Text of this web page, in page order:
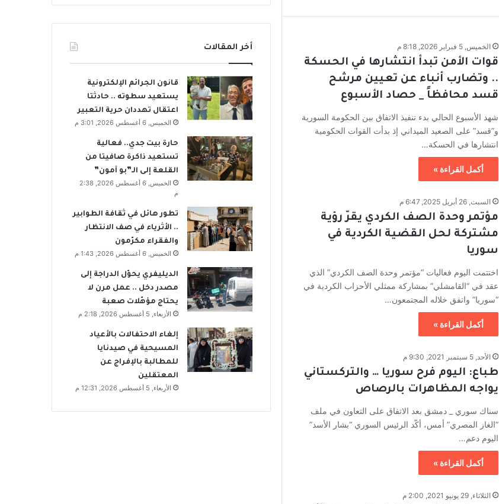
الخميس, 5 فبراير 2026, 8:18 م
قوات الأمن تبدأ انتشارها في الحسكة
.. وتضارب أنباء عن تعيين مرشح
قسد محافظاً _ حصاد الأسبوع
شهد الأسبوع الحالي بدء تنفيذ الاتفاق بين الحكومة السورية
و”قسد” على الصعيد الميداني إذ بدأت القوات الحكومية
انتشارها في الحسكة…
أكمل القراءة »
السبت, 26 أبريل 2025, 6:47 م
مؤتمر وحدة الصف الكردي يقرّ رؤية
مشتركة لحل القضية الكردية في
سوريا
اختتمت اليوم فعاليات “مؤتمر وحدة الصف الكردي” الذي
عقد في “القامشلي” بمشاركة ممثلي الأحزاب الكردية في
“سوريا” واتفق خلاله المجتمعون…
أكمل القراءة »
الأحد, 5 سبتمبر 2021, 9:30 م
طباع: اليوم فرح سوريا … والتركستاني
يواجه المظاهرات بالرصاص
سناك سوري _ دمشق بعد الاتفاق على التعاون في ملف
“الغاز المصري” أمس، أكّد الرئيس السوري “بشار الأسد”
اليوم دعم…
أكمل القراءة »
الثلاثاء, 29 يونيو 2021, 2:00 م
أخر المقالات
قانون الجرائم الإلكترونية
يستعيد سطوته .. حادثتا
اعتقال تهددان حرية التعبير
الخميس, 6 أغسطس 2026, 3:01 م
حارة بيت جدي.. فعالية
تستعيد ذاكرة صافيتا من
القلعة إلى الـ”بو آمون”
الخميس, 6 أغسطس 2026, 2:38
م
تطور هائل في ثقافة الطوابير
.. الأثرياء في صف الانتظار
والفقراء مكرّمون
الخميس, 6 أغسطس 2026, 1:43 م
الديليفري يحوّل الدراجة إلى
مصدر دخل .. عمل مرن لا
يحتاج مؤهّلات صعبة
الأربعاء, 5 أغسطس 2026, 2:18 م
إلغاء الاحتفالات بالأعياد
المسيحية في صيدنايا
للمطالبة بالإفراج عن
المعتقلين
الأربعاء, 5 أغسطس 2026, 12:31 م